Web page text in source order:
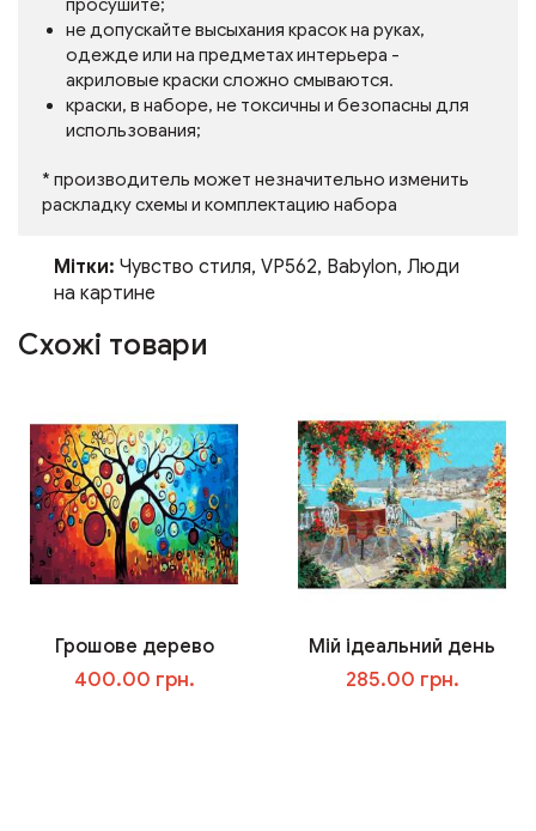
просушите;
не допускайте высыхания красок на руках,
одежде или на предметах интерьера -
акриловые краски сложно смываются.
краски, в наборе, не токсичны и безопасны для
использования;
* производитель может незначительно изменить
раскладку схемы и комплектацию набора
Мітки: Чувство стиля, VP562, Babylon, Люди
на картине
Схожі товари
Грошове дерево
400.00 грн.
Мій ідеальний день
285.00 грн.